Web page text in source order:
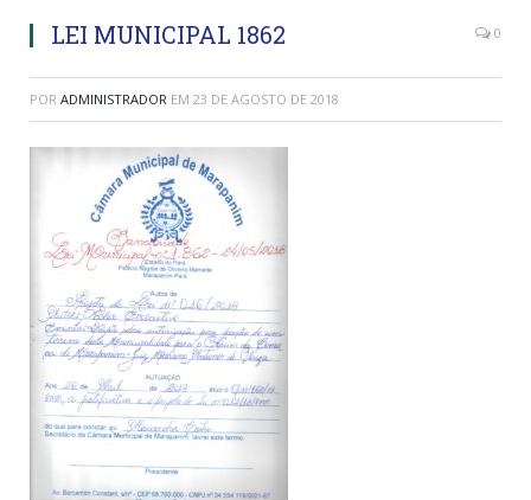
LEI MUNICIPAL 1862 0
POR ADMINISTRADOR EM 23 DE AGOSTO DE 2018